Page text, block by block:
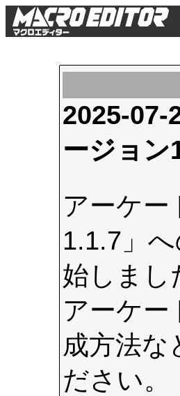
2025-
ージョン
アーケー
1.1.7」
始しまし
アーケー
成方法な
ださい。